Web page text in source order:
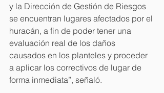
y la Dirección de Gestión de Riesgos
se encuentran lugares afectados por el
huracán, a fin de poder tener una
evaluación real de los daños
causados en los planteles y proceder
a aplicar los correctivos de lugar de
forma inmediata”, señaló.